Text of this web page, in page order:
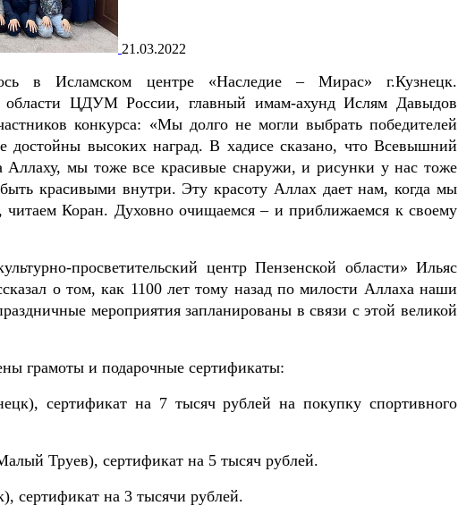
21.03.2022
в Исламском центре «Наследие – Мирас» г.Кузнецк.
области ЦДУМ России, главный имам-ахунд Ислям Давыдов
конкурса: «Мы долго не могли выбрать победителей
достойны высоких наград. В хадисе сказано, что Всевышний
Аллаху, мы тоже все красивые снаружи, и рисунки у нас тоже
красивыми внутри. Эту красоту Аллах дает нам, когда мы
читаем Коран. Духовно очищаемся – и приближаемся к своему
просветительский центр Пензенской области» Ильяс
о том, как 1100 лет тому назад по милости Аллаха наши
мероприятия запланированы в связи с этой великой
грамоты и подарочные сертификаты:
сертификат на 7 тысяч рублей на покупку спортивного
Труев), сертификат на 5 тысяч рублей.
сертификат на 3 тысячи рублей.